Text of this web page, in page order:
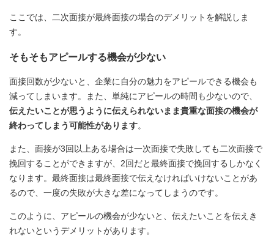
ここでは、二次面接が最終面接の場合のデメリットを解説しま
す。
そもそもアピールする機会が少ない
面接回数が少ないと、企業に自分の魅力をアピールできる機会も
減ってしまいます。また、単純にアピールの時間も少ないので、
伝えたいことが思うように伝えられないまま貴重な面接の機会が
終わってしまう可能性があります。
また、面接が3回以上ある場合は一次面接で失敗しても二次面接で
挽回することができますが、2回だと最終面接で挽回するしかなく
なります。最終面接は最終面接で伝えなければいけないことがあ
るので、一度の失敗が大きな差になってしまうのです。
このように、アピールの機会が少ないと、伝えたいことを伝えき
れないというデメリットがあります。